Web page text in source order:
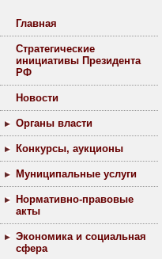
Главная
Стратегические
инициативы Президента
РФ
Новости
Органы власти
Конкурсы, аукционы
Муниципальные услуги
Нормативно-правовые
акты
Экономика и социальная
сфера